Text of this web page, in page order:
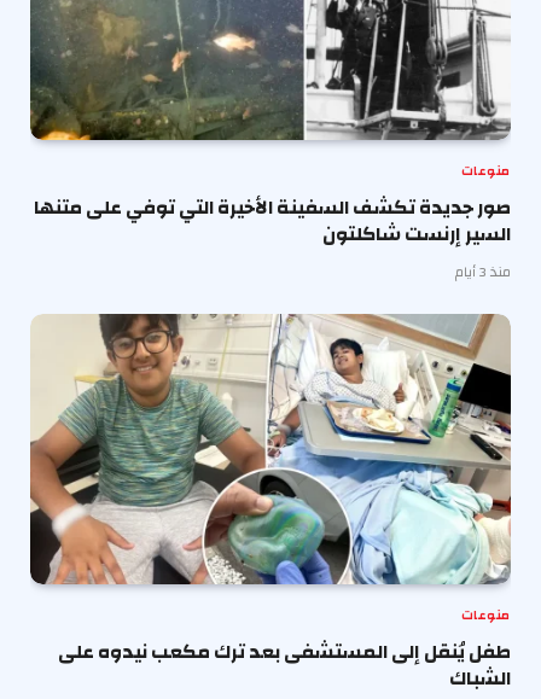
منوعات
صور جديدة تكشف السفينة الأخيرة التي توفي على متنها
السير إرنست شاكلتون
منذ 3 أيام
منوعات
طفل يُنقل إلى المستشفى بعد ترك مكعب نيدوه على
الشباك